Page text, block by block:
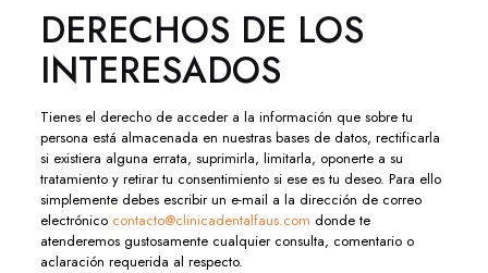
DERECHOS DE LOS
INTERESADOS
Tienes el derecho de acceder a la información que sobre tu
persona está almacenada en nuestras bases de datos, rectificarla
si existiera alguna errata, suprimirla, limitarla, oponerte a su
tratamiento y retirar tu consentimiento si ese es tu deseo. Para ello
simplemente debes escribir un e-mail a la dirección de correo
electrónico contacto@clinicadentalfaus.com donde te
atenderemos gustosamente cualquier consulta, comentario o
aclaración requerida al respecto.